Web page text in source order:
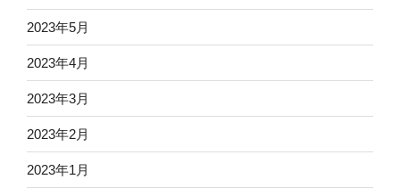
2023年5月
2023年4月
2023年3月
2023年2月
2023年1月